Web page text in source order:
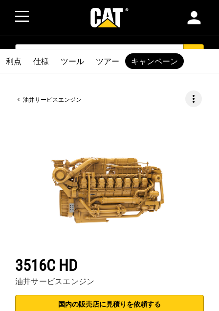
person
SEARCH
油井サービスエンジン more_vert
3516C HD
油井サービスエンジン
国内の販売店に見積りを依頼する
利点 仕様 ツール ツアー キャンペーン